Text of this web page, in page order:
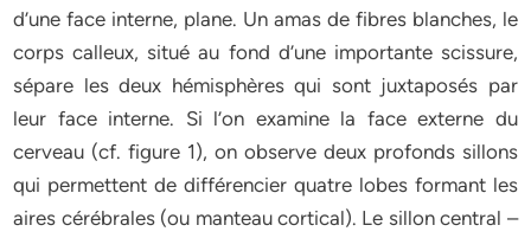
d’une face interne, plane. Un amas de fibres blanches, le
corps calleux, situé au fond d’une importante scissure,
sépare les deux hémisphères qui sont juxtaposés par
leur face interne. Si l’on examine la face externe du
cerveau (cf. figure 1), on observe deux profonds sillons
qui permettent de différencier quatre lobes formant les
aires cérébrales (ou manteau cortical). Le sillon central –